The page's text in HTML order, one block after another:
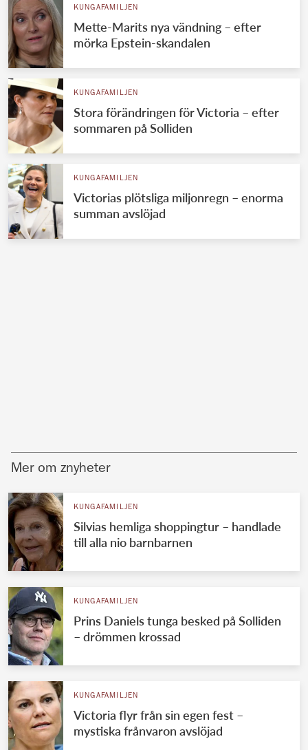
KUNGAFAMILJEN
Mette-Marits nya vändning – efter
mörka Epstein-skandalen
KUNGAFAMILJEN
Stora förändringen för Victoria – efter
sommaren på Solliden
KUNGAFAMILJEN
Victorias plötsliga miljonregn – enorma
summan avslöjad
Mer om znyheter
KUNGAFAMILJEN
Silvias hemliga shoppingtur – handlade
till alla nio barnbarnen
KUNGAFAMILJEN
Prins Daniels tunga besked på Solliden
– drömmen krossad
KUNGAFAMILJEN
Victoria flyr från sin egen fest –
mystiska frånvaron avslöjad